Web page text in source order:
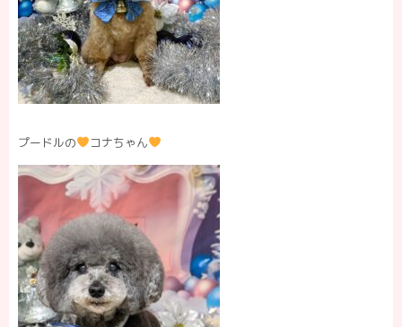
プードルの コナちゃん